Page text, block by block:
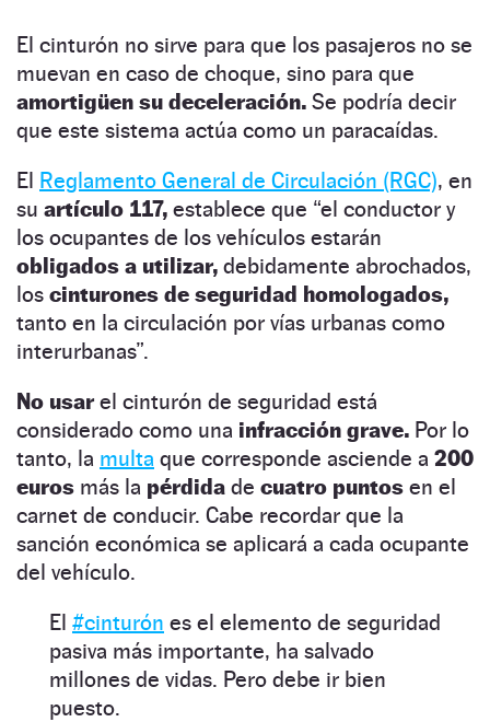
El cinturón no sirve para que los pasajeros no se
muevan en caso de choque, sino para que
amortigüen su deceleración. Se podría decir
que este sistema actúa como un paracaídas.
El Reglamento General de Circulación (RGC), en
su artículo 117, establece que “el conductor y
los ocupantes de los vehículos estarán
obligados a utilizar, debidamente abrochados,
los cinturones de seguridad homologados,
tanto en la circulación por vías urbanas como
interurbanas”.
No usarel cinturón de seguridad está
considerado como una infracción grave. Por lo
tanto, la multa que corresponde asciende a 200
euros más la pérdida de cuatro puntos en el
carnet de conducir. Cabe recordar que la
sanción económica se aplicará a cada ocupante
del vehículo.
El #cinturón es el elemento de seguridad
pasiva más importante, ha salvado
millones de vidas. Pero debe ir bien
puesto.